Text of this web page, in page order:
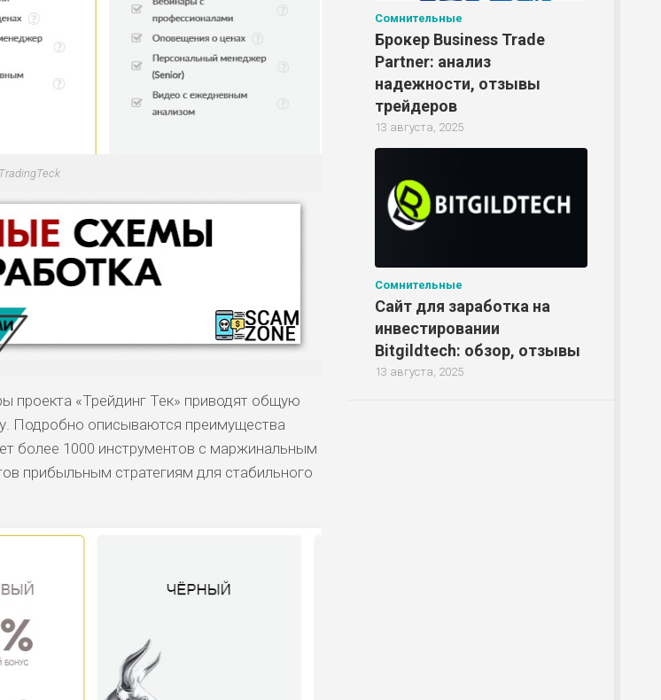
КОМЕНТАРИ
Й
ВЫСОКИ
Й
НИЗКИЙ
проекта «Трейдинг Тек» приводят общую
Подробно описываются преимущества
более 1000 инструментов с маржинальным
прибыльным стратегиям для стабильного
Сомнительные
Брокер Business Trade
Partner: анализ
надежности, отзывы
трейдеров
13 августа, 2025
Сомнительные
Сайт для заработка на
инвестировании
Bitgildtech: обзор, отзывы
13 августа, 2025